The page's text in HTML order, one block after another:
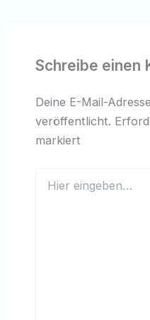
Schreibe einen
Deine E-Mail-
veröffentlicht.
markiert
eingeben…